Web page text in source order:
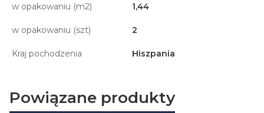
w opakowaniu (m2) 1,44
w opakowaniu (szt) 2
Kraj pochodzenia Hiszpania
Powiązane produkty